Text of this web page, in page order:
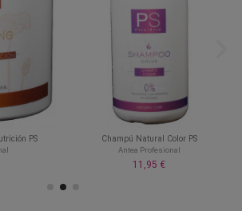
PS Champú Natural Color PS
Antea Profesional
11,95 €